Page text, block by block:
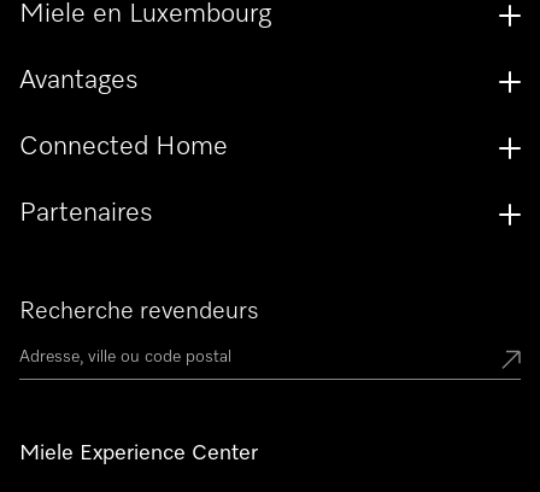
Recherche revendeurs
Miele Experience Center
Miele en Luxembourg
Avantages
Connected Home
Partenaires